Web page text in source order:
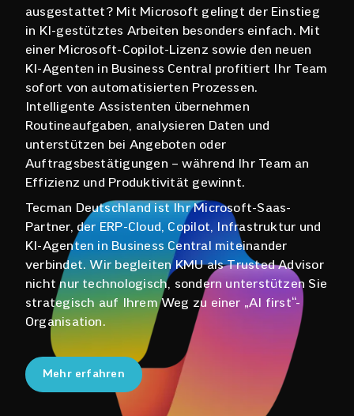
ausgestattet? Mit Microsoft gelingt der Einstieg
in KI-gestütztes Arbeiten besonders einfach. Mit
einer Microsoft-Copilot-Lizenz sowie den neuen
KI-Agenten in Business Central profitiert Ihr Team
sofort von automatisierten Prozessen.
Intelligente Assistenten übernehmen
Routineaufgaben, analysieren Daten und
unterstützen bei Angeboten oder
Auftragsbestätigungen – während Ihr Team an
Effizienz und Produktivität gewinnt.
Tecman Deutschland ist Ihr Microsoft-Saas-
Partner, der ERP-Cloud, Copilot, Infrastruktur und
KI-Agenten in Business Central miteinander
verbindet. Wir begleiten KMU als Trusted Advisor
nicht nur technologisch, sondern unterstützen Sie
strategisch auf Ihrem Weg zu einer „AI first“-
Organisation.
Mehr erfahren